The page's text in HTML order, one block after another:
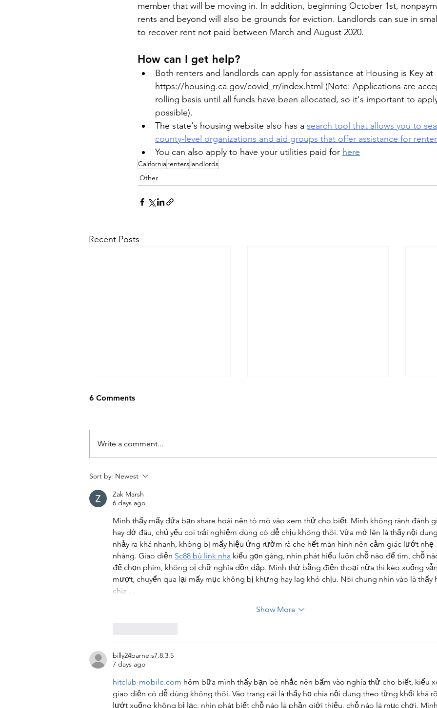
member that will be moving in. In addition, beginning October 1st,
rents and beyond will also be grounds for eviction. Landlords can sue in
to recover rent not paid between March and August 2020.
How can I get help?
Both renters and landlords can apply for assistance at Housing is Key at
https://housing.ca.gov/covid_rr/index.html (Note: Applications are
rolling basis until all funds have been allocated, so it's important to
possible).
The state's housing website also has a search tool that allows you to
county-level organizations and aid groups that offer assistance for
You can also apply to have your utilities paid for here
Californiarenterslandlords
Other
Recent Posts
How the Federal Reserve's
6 Comments
Write a comment...
Sort by: Newest
Zak Marsh
6 days ago
Mình thấy mấy đứa bạn share hoài nên tò mò vào xem thử cho biết. Mình không rành đánh
hay dở đâu, chủ yếu coi trải nghiệm dùng có dễ chịu không thôi. Vừa mở lên là thấy nội dung
nhảy ra khá nhanh, không bị mấy hiệu ứng rườm rà che hết màn hình nên cảm giác lướt nhẹ
nhàng. Giao diện Sc88 bù link nha kiểu gọn gàng, nhìn phát hiểu luôn chỗ nào để tìm, chỗ
để chọn phim, không bị chữ nghĩa dồn dập. Mình thử bằng điện thoại nữa thì kéo xuống vẫn
mượt, chuyển qua lại mấy mục không bị khựng hay lag khó chịu. Nói chung nhìn vào là thấy
chia…
Show More
billy24barne.s7.8.3.5
7 days ago
hitclub-mobile.com hôm bữa mình thấy bạn bè nhắc nên bấm vào nghía thử cho biết, kiểu
giao diện có dễ dùng không thôi. Vào trang cái là thấy họ chia nội dung theo từng khối khá rõ,
lướt xuống không bị lạc, nhìn phát biết chỗ nào là phần giới thiệu, chỗ nào là mục chơi. Mình